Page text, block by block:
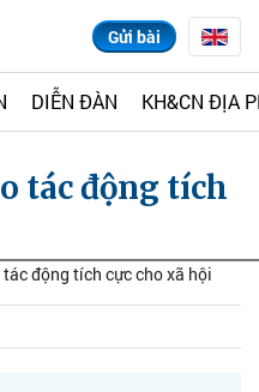
Gửi bài
DIỄN ĐÀN KH&CN ĐỊA
tác động tích
động tích cực cho xã hội